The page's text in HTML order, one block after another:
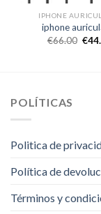
IPHONE
iphone
€66.00 €
POLÍTICAS
Politica de
Política de
Términos y